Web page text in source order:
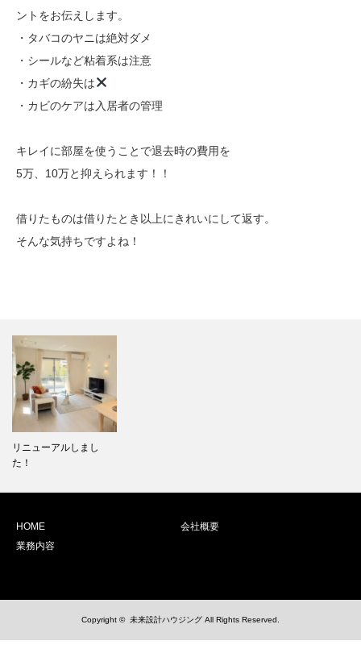
ントをお伝えします。
・タバコのヤニは絶対ダメ
・シールなど粘着系は注意
・カギの紛失は
・カビのケアは入居者の管理
キレイに部屋を使うことで退去時の費用を
5万、10万と抑えられます！！
借りたものは借りたとき以上にきれいにして返す。
そんな気持ちですよね！
リニューアルしまし
た！
HOME
会社概要
業務内容
Copyright © 未来設計ハウジング All Rights Reserved.